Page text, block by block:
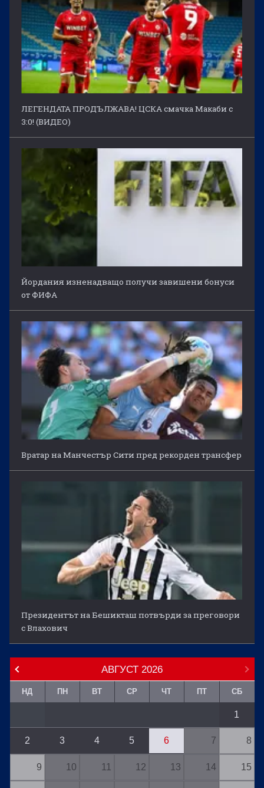
ЛЕГЕНДАТА ПРОДЪЛЖАВА! ЦСКА смачка Макаби с
3:0! (ВИДЕО)
Йордания изненадващо получи завишени бонуси
от ФИФА
Вратар на Манчестър Сити пред рекорден трансфер
Президентът на Бешикташ потвърди за преговори
с Влахович
АВГУСТ 2026
НД ПН ВТ СР ЧТ ПТ СБ
1
2 3 4 5 6 7 8
9 10 11 12 13 14 15